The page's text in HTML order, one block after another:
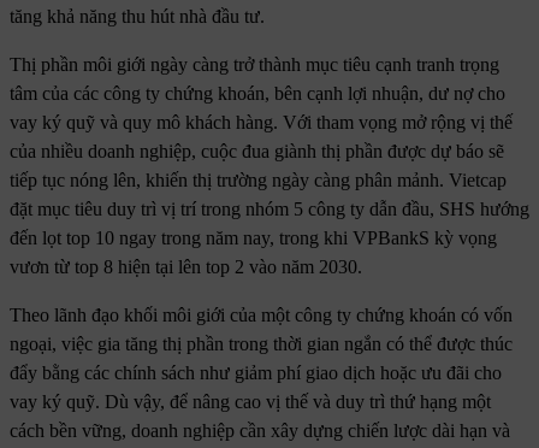
tăng khả năng thu hút nhà đầu tư.
Thị phần môi giới ngày càng trở thành mục tiêu cạnh tranh trọng
tâm của các công ty chứng khoán, bên cạnh lợi nhuận, dư nợ cho
vay ký quỹ và quy mô khách hàng. Với tham vọng mở rộng vị thế
của nhiều doanh nghiệp, cuộc đua giành thị phần được dự báo sẽ
tiếp tục nóng lên, khiến thị trường ngày càng phân mảnh. Vietcap
đặt mục tiêu duy trì vị trí trong nhóm 5 công ty dẫn đầu, SHS hướng
đến lọt top 10 ngay trong năm nay, trong khi VPBankS kỳ vọng
vươn từ top 8 hiện tại lên top 2 vào năm 2030.
Theo lãnh đạo khối môi giới của một công ty chứng khoán có vốn
ngoại, việc gia tăng thị phần trong thời gian ngắn có thể được thúc
đẩy bằng các chính sách như giảm phí giao dịch hoặc ưu đãi cho
vay ký quỹ. Dù vậy, để nâng cao vị thế và duy trì thứ hạng một
cách bền vững, doanh nghiệp cần xây dựng chiến lược dài hạn và